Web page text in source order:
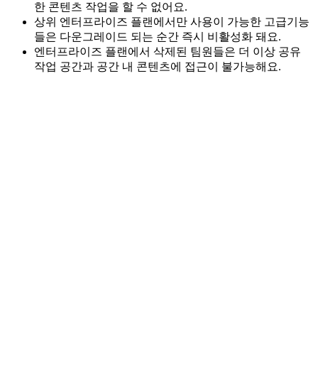
한 콘텐츠 작업을 할 수 없어요.
상위 엔터프라이즈 플랜에서만 사용이 가능한 고급기능
들은 다운그레이드 되는 순간 즉시 비활성화 돼요.
엔터프라이즈 플랜에서 삭제된 팀원들은 더 이상 공유
작업 공간과 공간 내 콘텐츠에 접근이 불가능해요.